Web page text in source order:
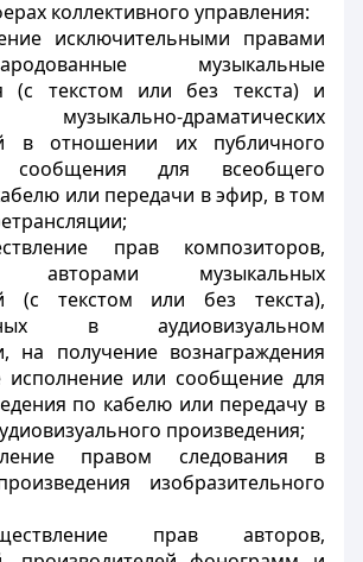
коллективного управления:
исключительными правами
музыкальные
(с текстом или без текста) и
драматических
в отношении их публичного
сообщения для всеобщего
или передачи в эфир, в том
прав композиторов,
авторами музыкальных
(с текстом или без текста),
в аудиовизуальном
на получение вознаграждения
исполнение или сообщение для
по кабелю или передачу в
произведения;
правом следования в
изобразительного
прав авторов,